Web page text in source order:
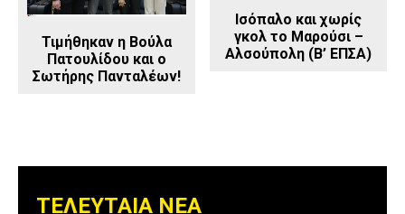
Τιμήθηκαν η Βούλα
Πατουλίδου και ο
Σωτήρης Πανταλέων!
Ισόπαλο και χωρίς
γκολ το Μαρούσι –
Αλσούπολη (Β’ ΕΠΣΑ)
ΤΕΛΕΥΤΑΙΑ ΝΕΑ